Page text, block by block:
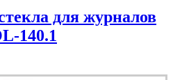
для журналов
140.1